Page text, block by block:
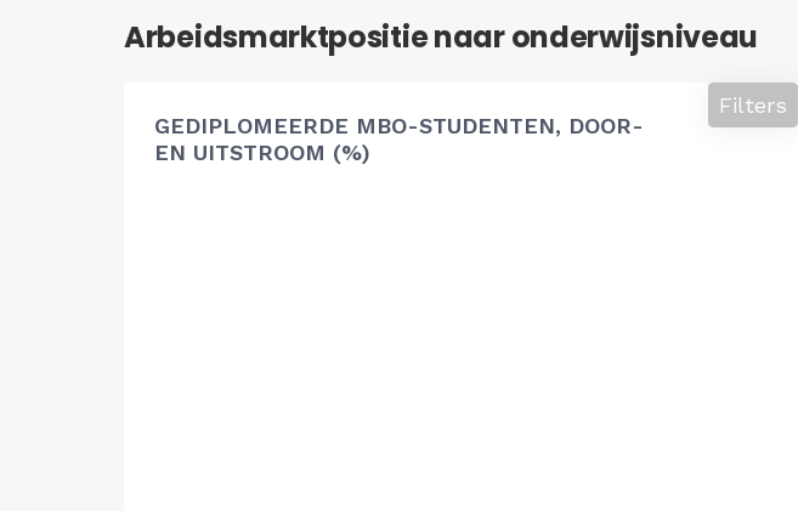
Arbeidsmarktpositie naar onderwijsniveau
GEDIPLOMEERDE MBO-STUDENTEN, DOOR-
EN UITSTROOM (%)
Filters